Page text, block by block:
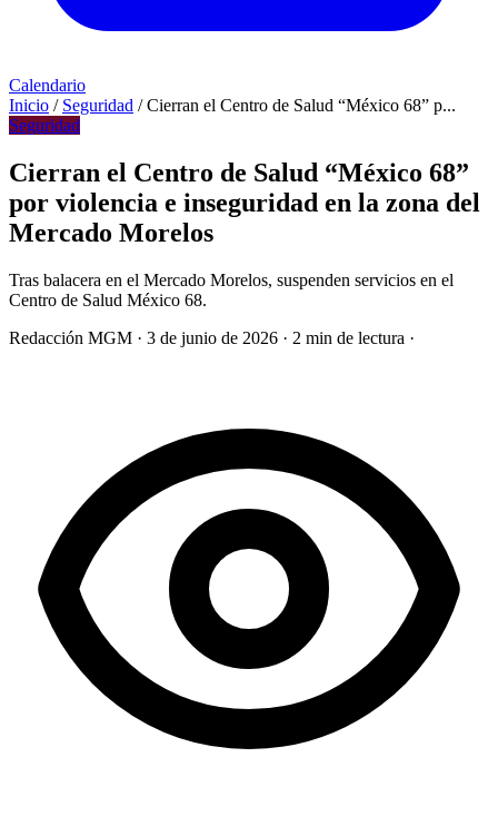
Calendario
Inicio / Seguridad / Cierran el Centro de Salud “México 68” p...
Seguridad
Cierran el Centro de Salud “México 68”
por violencia e inseguridad en la zona del
Mercado Morelos
Tras balacera en el Mercado Morelos, suspenden servicios en el
Centro de Salud México 68.
Redacción MGM · 3 de junio de 2026 · 2 min de lectura ·